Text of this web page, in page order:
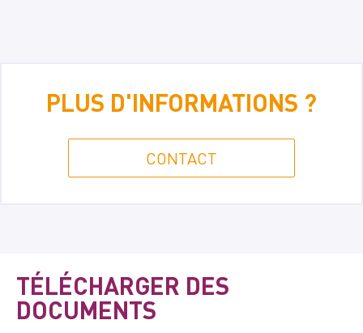
PLUS D'INFORMATIONS ?
CONTACT
TÉLÉCHARGER DES
DOCUMENTS